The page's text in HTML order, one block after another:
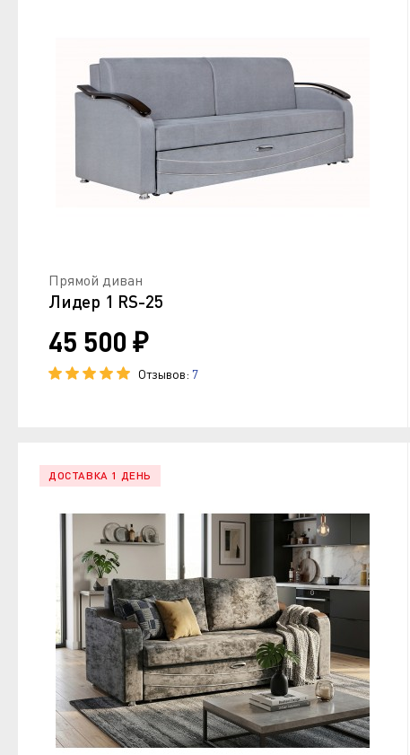
Прямой диван
Лидер 1 RS-25
45 500 ₽
Отзывов: 7
ДОСТАВКА 1 ДЕНЬ